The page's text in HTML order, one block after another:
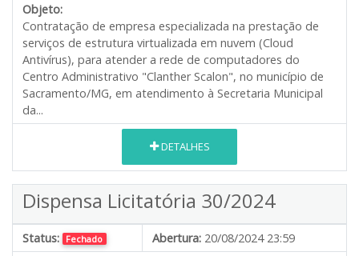
Objeto:
Contratação de empresa especializada na prestação de
serviços de estrutura virtualizada em nuvem (Cloud
Antivírus), para atender a rede de computadores do
Centro Administrativo "Clanther Scalon", no município de
Sacramento/MG, em atendimento à Secretaria Municipal
da...
DETALHES
Dispensa Licitatória 30/2024
Status: Fechado Abertura: 20/08/2024 23:59